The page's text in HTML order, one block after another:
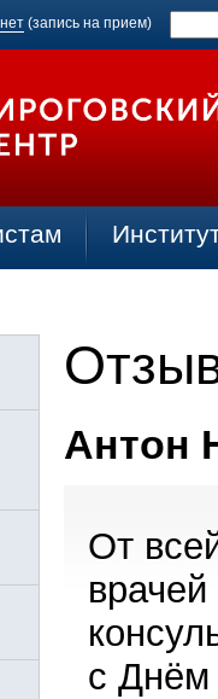
(запись на прием)
Антон
От
врачей
с Днём